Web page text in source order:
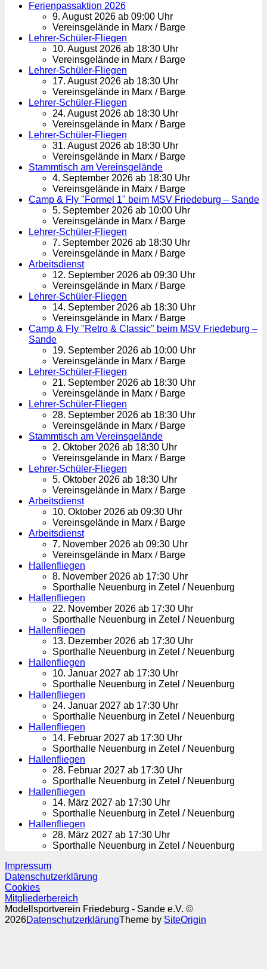
Ferienpassaktion 2026
9. August 2026 ab 09:00 Uhr
Vereinsgelände in Marx / Barge
Lehrer-Schüler-Fliegen
10. August 2026 ab 18:30 Uhr
Vereinsgelände in Marx / Barge
Lehrer-Schüler-Fliegen
17. August 2026 ab 18:30 Uhr
Vereinsgelände in Marx / Barge
Lehrer-Schüler-Fliegen
24. August 2026 ab 18:30 Uhr
Vereinsgelände in Marx / Barge
Lehrer-Schüler-Fliegen
31. August 2026 ab 18:30 Uhr
Vereinsgelände in Marx / Barge
Stammtisch am Vereinsgelände
4. September 2026 ab 18:30 Uhr
Vereinsgelände in Marx / Barge
Camp & Fly "Formel 1" beim MSV Friedeburg – Sande
5. September 2026 ab 10:00 Uhr
Vereinsgelände in Marx / Barge
Lehrer-Schüler-Fliegen
7. September 2026 ab 18:30 Uhr
Vereinsgelände in Marx / Barge
Arbeitsdienst
12. September 2026 ab 09:30 Uhr
Vereinsgelände in Marx / Barge
Lehrer-Schüler-Fliegen
14. September 2026 ab 18:30 Uhr
Vereinsgelände in Marx / Barge
Camp & Fly "Retro & Classic" beim MSV Friedeburg –
Sande
19. September 2026 ab 10:00 Uhr
Vereinsgelände in Marx / Barge
Lehrer-Schüler-Fliegen
21. September 2026 ab 18:30 Uhr
Vereinsgelände in Marx / Barge
Lehrer-Schüler-Fliegen
28. September 2026 ab 18:30 Uhr
Vereinsgelände in Marx / Barge
Stammtisch am Vereinsgelände
2. Oktober 2026 ab 18:30 Uhr
Vereinsgelände in Marx / Barge
Lehrer-Schüler-Fliegen
5. Oktober 2026 ab 18:30 Uhr
Vereinsgelände in Marx / Barge
Arbeitsdienst
10. Oktober 2026 ab 09:30 Uhr
Vereinsgelände in Marx / Barge
Arbeitsdienst
7. November 2026 ab 09:30 Uhr
Vereinsgelände in Marx / Barge
Hallenfliegen
8. November 2026 ab 17:30 Uhr
Sporthalle Neuenburg in Zetel / Neuenburg
Hallenfliegen
22. November 2026 ab 17:30 Uhr
Sporthalle Neuenburg in Zetel / Neuenburg
Hallenfliegen
13. Dezember 2026 ab 17:30 Uhr
Sporthalle Neuenburg in Zetel / Neuenburg
Hallenfliegen
10. Januar 2027 ab 17:30 Uhr
Sporthalle Neuenburg in Zetel / Neuenburg
Hallenfliegen
24. Januar 2027 ab 17:30 Uhr
Sporthalle Neuenburg in Zetel / Neuenburg
Hallenfliegen
14. Februar 2027 ab 17:30 Uhr
Sporthalle Neuenburg in Zetel / Neuenburg
Hallenfliegen
28. Februar 2027 ab 17:30 Uhr
Sporthalle Neuenburg in Zetel / Neuenburg
Hallenfliegen
14. März 2027 ab 17:30 Uhr
Sporthalle Neuenburg in Zetel / Neuenburg
Hallenfliegen
28. März 2027 ab 17:30 Uhr
Sporthalle Neuenburg in Zetel / Neuenburg
Impressum
Datenschutzerklärung
Cookies
Mitgliederbereich
Modellsportverein Friedeburg - Sande e.V. ©
2026DatenschutzerklärungTheme by SiteOrigin